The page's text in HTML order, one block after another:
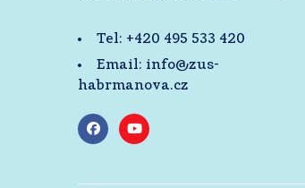
Tel: +420 495 533 420
Email: info@zus-
habrmanova.cz